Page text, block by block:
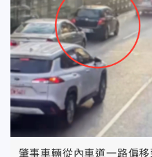
肇事車輛從內車道一路偏